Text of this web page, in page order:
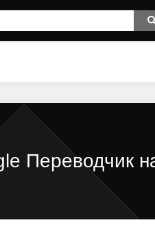
Переводчик